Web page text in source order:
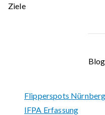
Ziele
Flipperspots
IFPA Erfassung